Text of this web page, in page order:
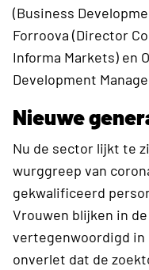
(Business
Forroova (Director
Informa Markets) en
Development
Nieuwe
Nu de sector lijkt te
wurggreep van
gekwalificeerd
Vrouwen blijken in
vertegenwoordigd in
onverlet dat de